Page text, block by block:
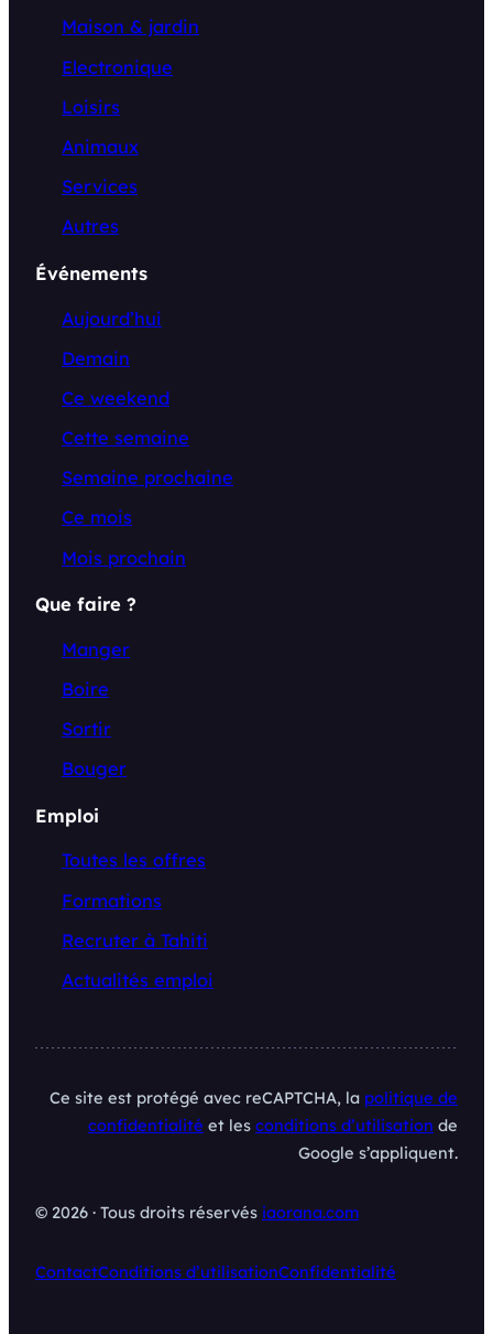
Maison & jardin
Electronique
Loisirs
Animaux
Services
Autres
Événements
Aujourd’hui
Demain
Ce weekend
Cette semaine
Semaine prochaine
Ce mois
Mois prochain
Que faire ?
Manger
Boire
Sortir
Bouger
Emploi
Toutes les offres
Formations
Recruter à Tahiti
Actualités emploi
Ce site est protégé avec reCAPTCHA, la politique de
confidentialité et les conditions d’utilisation de
Google s’appliquent.
© 2026 · Tous droits réservés iaorana.com
ContactConditions d’utilisationConfidentialité